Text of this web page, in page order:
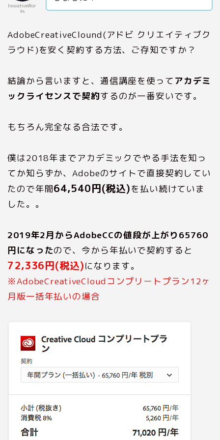
InovativeWor
ks
AdobeCreativeClound(アドビ クリエイティブク
ラウド)を安く契約する方法、ご存知ですか？
結論から言いますと、通信講座を使って アカデミ
ックライセンスで契約するのが一番安いです。
もちろん完全なる合法です。
僕は2018年までアカデミックでやる手法を知っ
てか知らずか、Adobeのサイトで直接契約してい
たので年間64,540円(税込)を払い続けていま
した。。
2019年2月からAdobeCCの値段が上がり65760
円になったので、今から年払いで契約すると
72,336円(税込)になります。
※AdobeCreativeCloudコンプリートプラン12ヶ
月版一括年払いの場合